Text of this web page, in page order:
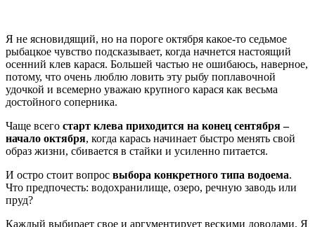
Я не ясновидящий, но на пороге октября какое-то седьмое
рыбацкое чувство подсказывает, когда начнется настоящий
осенний клев карася. Большей частью не ошибаюсь, наверное,
потому, что очень люблю ловить эту рыбу поплавочной
удочкой и всемерно уважаю крупного карася как весьма
достойного соперника.
Чаще всего старт клева приходится на конец сентября –
начало октября, когда карась начинает быстро менять свой
образ жизни, сбивается в стайки и усиленно питается.
И остро стоит вопрос выбора конкретного типа водоема.
Что предпочесть: водохранилище, озеро, речную заводь или
пруд?
Каждый выбирает свое и аргументирует вескими доводами. Я